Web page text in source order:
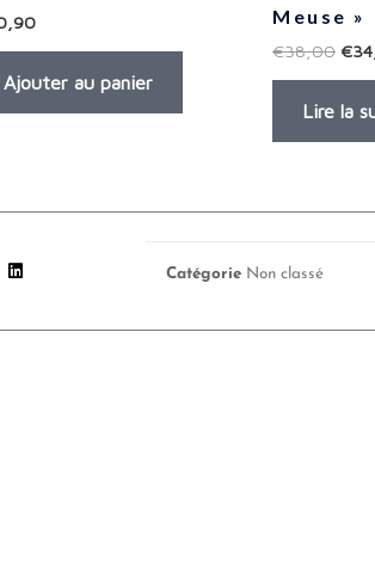
Ajouter au panier
Meuse »
€38,00 €
Lire la
Catégorie Non classé